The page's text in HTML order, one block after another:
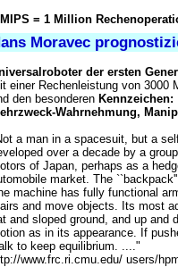
= 1 Million
Moravec
der ersten
einer Rechenleistung von 3000
den besonderen Kennzeichen:
Wahrnehmung,
a man in a spacesuit, but a
over a decade by a
of Japan, perhaps as a
market. The
machine has fully functional
and move objects. Its most
and sloped ground, and up
as in its appearance. If
to keep equilibrium. ...."
www.frc.ri.cmu.edu/ users/